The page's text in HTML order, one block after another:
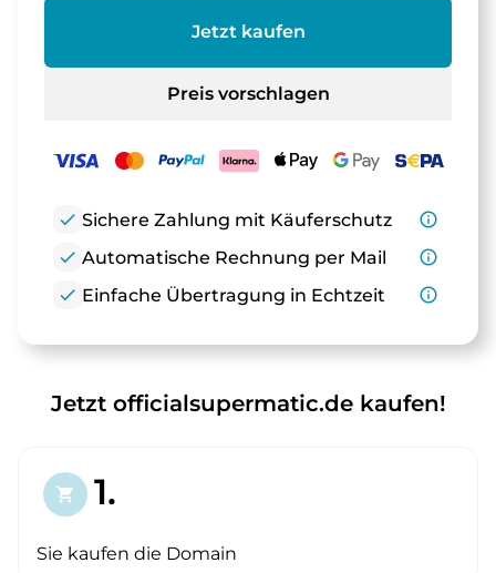
Jetzt kaufen
Preis vorschlagen
check Sichere Zahlung mit Käuferschutz
info_outline
check Automatische Rechnung per Mail
info_outline
check Einfache Übertragung in Echtzeit info_outline
Jetzt officialsupermatic.de kaufen!
shopping_cart 1.
Sie kaufen die Domain